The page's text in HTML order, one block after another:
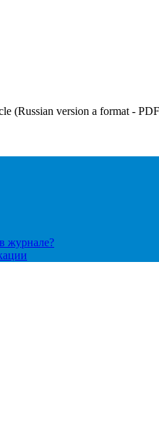
(Russian version a format -
журнале?